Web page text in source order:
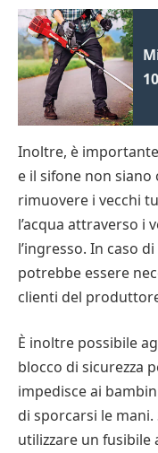
Inoltre, è
e il sifone non
rimuovere i vecchi
l’acqua attraverso i
l’ingresso. In caso
potrebbe essere
clienti del
È inoltre possibile
blocco di sicurezza
impedisce ai
di sporcarsi le
utilizzare un fusibile